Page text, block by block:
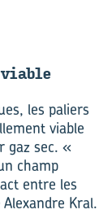
les paliers
viable
gaz sec. «
champ
entre les
Kral.